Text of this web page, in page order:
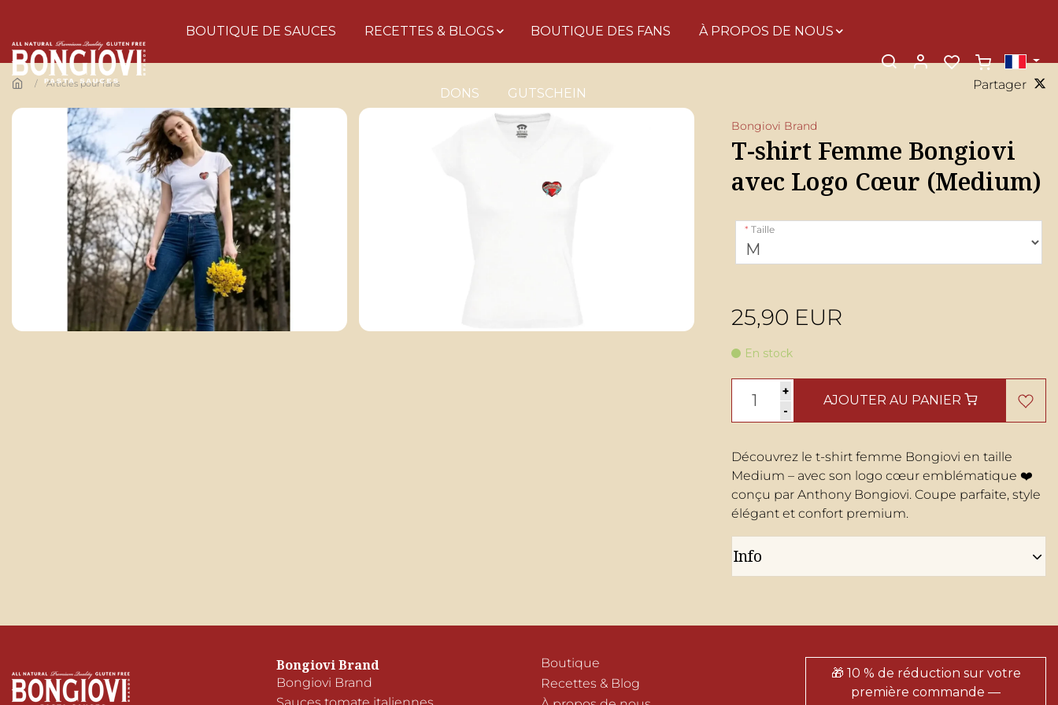
BOUTIQUE DE SAUCES
RECETTES & BLOGS BOUTIQUE DES FANS À PROPOS DE NOUS
DONS GUTSCHEIN
Partager
Articles pour fans
Bongiovi Brand
T-shirt Femme Bongiovi
avec Logo Cœur (Medium)
Taille
25,90 EUR
En stock
+
-
AJOUTER AU PANIER
Découvrez le t-shirt femme Bongiovi en taille
Medium – avec son logo cœur emblématique ❤️
conçu par Anthony Bongiovi. Coupe parfaite, style
élégant et confort premium.
Info
Bongiovi Brand
Bongiovi Brand
Boutique
Recettes & Blog
🎁 10 % de réduction sur votre
première commande —